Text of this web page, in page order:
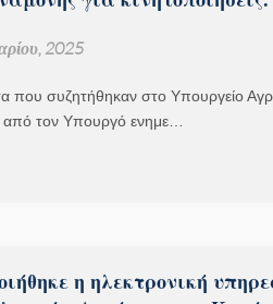
2025
που συζητήθηκαν στο Υπουργείο
τον Υπουργό ενημε…
η ηλεκτρονική